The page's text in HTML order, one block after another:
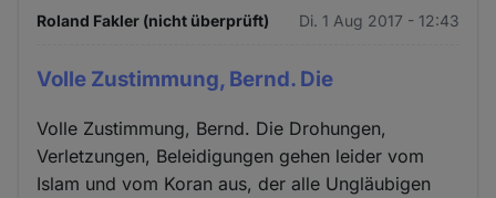
Roland Fakler (nicht überprüft) Di. 1 Aug 2017 - 12:43
Volle Zustimmung, Bernd. Die
Volle Zustimmung, Bernd. Die Drohungen,
Verletzungen, Beleidigungen gehen leider vom
Islam und vom Koran aus, der alle Ungläubigen